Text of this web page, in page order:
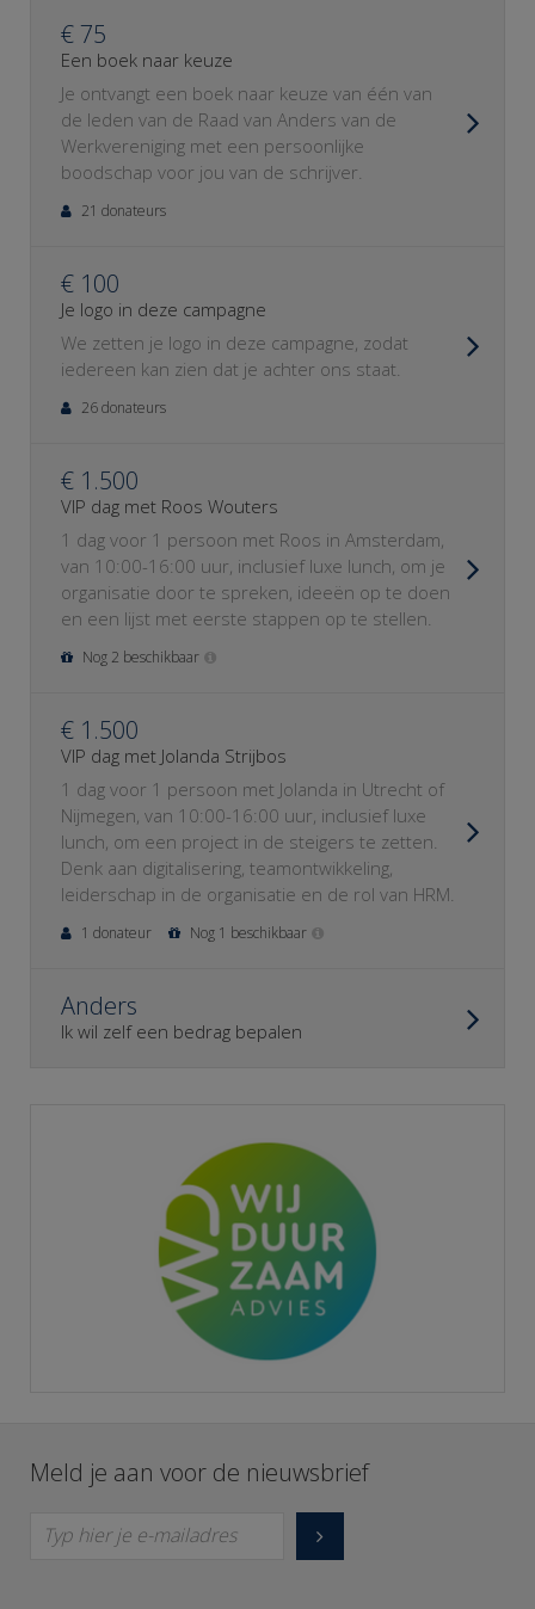
€ 75
Een boek naar keuze
Je ontvangt een boek naar keuze van één van
de leden van de Raad van Anders van de
Werkvereniging met een persoonlijke
boodschap voor jou van de schrijver.
21 donateurs
€ 100
Je logo in deze campagne
We zetten je logo in deze campagne, zodat
iedereen kan zien dat je achter ons staat.
26 donateurs
€ 1.500
VIP dag met Roos Wouters
1 dag voor 1 persoon met Roos in Amsterdam,
van 10:00-16:00 uur, inclusief luxe lunch, om je
organisatie door te spreken, ideeën op te doen
en een lijst met eerste stappen op te stellen.
Nog 2 beschikbaar
€ 1.500
VIP dag met Jolanda Strijbos
1 dag voor 1 persoon met Jolanda in Utrecht of
Nijmegen, van 10:00-16:00 uur, inclusief luxe
lunch, om een project in de steigers te zetten.
Denk aan digitalisering, teamontwikkeling,
leiderschap in de organisatie en de rol van HRM.
1 donateur Nog 1 beschikbaar
Anders
Ik wil zelf een bedrag bepalen
Meld je aan voor de nieuwsbrief
Typ hier je e-mailadres